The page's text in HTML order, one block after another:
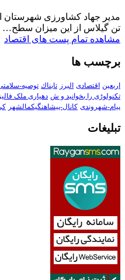
تن گیلاس از این میزان سطح…
مشاهده تمام پست های اقتصاد
برچسب ها
اربعین اقتصادی البرز تابناك توصیه-
تکنولوڑی را بخوانید و ش دهیاری ملک فالیز
پیام-شهروندی کانال-پیشاهنگیکمالشهر
تبلیغات